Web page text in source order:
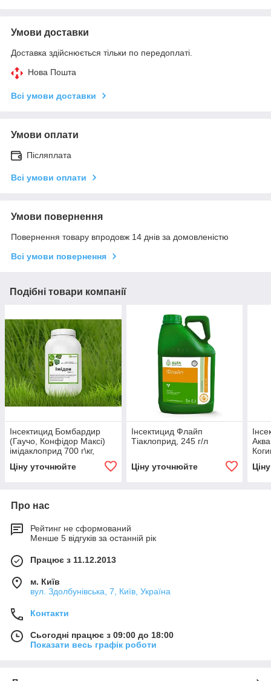
Умови доставки
Доставка здійснюється тільки по передоплаті.
Нова Пошта
Всі умови доставки
Умови оплати
Післяплата
Всі умови оплати
Умови повернення
Повернення товару впродовж 14 днів за домовленістю
Всі умови повернення
Подібні товари компанії
Інсектицид Бомбардир
(Гаучо, Конфідор Максі)
імідаклоприд 700 г\кг,
цукрові буряки
Ціну уточнюйте
Інсектицид Флайп
Тіаклоприд, 245 г/л
Ціну уточнюйте
Про нас
Рейтинг не сформований
Менше 5 відгуків за останній рік
Працює з 11.12.2013
м. Київ
вул. Здолбунівська, 7, Київ, Україна
Контакти
Сьогодні працює з 09:00 до 18:00
Показати весь графік роботи